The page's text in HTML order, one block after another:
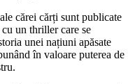
cărei cărți sunt publicate
un thriller care se
unei națiuni apăsate
în valoare puterea de